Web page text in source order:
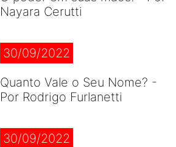
Nayara Cerutti
30/09/2022
Quanto Vale o Seu Nome? -
Por Rodrigo Furlanetti
30/09/2022